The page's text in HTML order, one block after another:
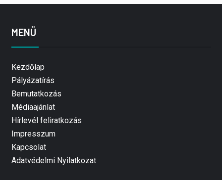
MENÜ
Kezdőlap
Pályázatírás
Bemutatkozás
Médiaajánlat
Hírlevél feliratkozás
Impresszum
Kapcsolat
Adatvédelmi Nyilatkozat